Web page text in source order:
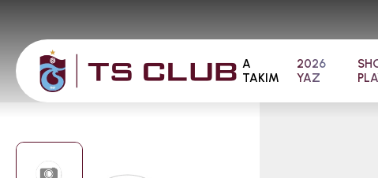
A
TAKIM
2026
YAZ